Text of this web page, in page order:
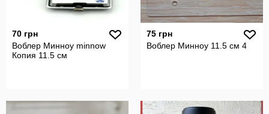
70 грн
Воблер Минноу minnow
Копия 11.5 см
75 грн
Воблер Минноу 11.5 см 4